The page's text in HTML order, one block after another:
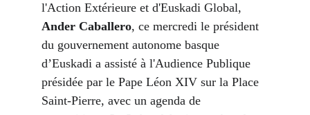
l'Action Extérieure et d'Euskadi Global,
Ander Caballero, ce mercredi le président
du gouvernement autonome basque
d’Euskadi a assisté à l'Audience Publique
présidée par le Pape Léon XIV sur la Place
Saint-Pierre, avec un agenda de